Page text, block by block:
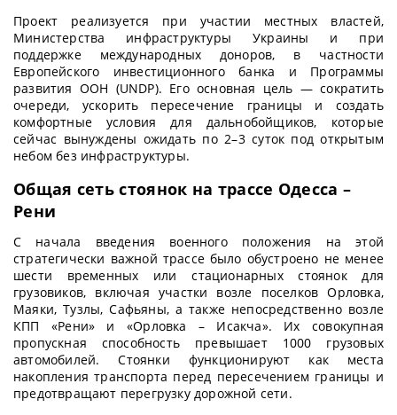
Проект реализуется при участии местных властей,
Министерства инфраструктуры Украины и при
поддержке международных доноров, в частности
Европейского инвестиционного банка и Программы
развития ООН (UNDP). Его основная цель — сократить
очереди, ускорить пересечение границы и создать
комфортные условия для дальнобойщиков, которые
сейчас вынуждены ожидать по 2–3 суток под открытым
небом без инфраструктуры.
Общая сеть стоянок на трассе Одесса –
Рени
С начала введения военного положения на этой
стратегически важной трассе было обустроено не менее
шести временных или стационарных стоянок для
грузовиков, включая участки возле поселков Орловка,
Маяки, Тузлы, Сафьяны, а также непосредственно возле
КПП «Рени» и «Орловка – Исакча». Их совокупная
пропускная способность превышает 1000 грузовых
автомобилей. Стоянки функционируют как места
накопления транспорта перед пересечением границы и
предотвращают перегрузку дорожной сети.